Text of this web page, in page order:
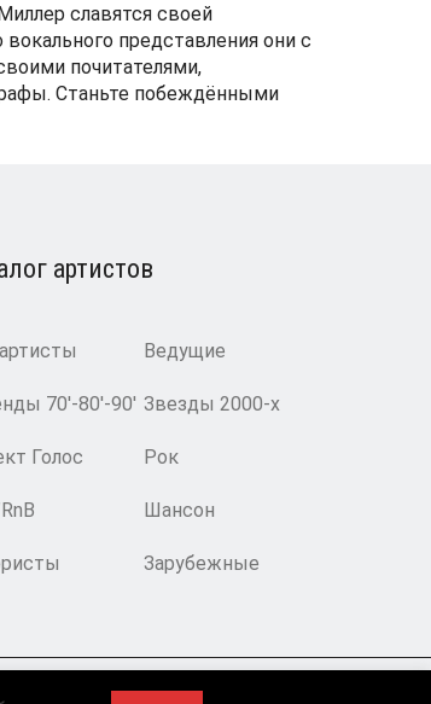
славятся своей
представления они с
почитателями,
Станьте побеждёнными
артистов
Ведущие
70′-80′-90′ Звезды 2000-х
Голос Рок
Шансон
Зарубежные